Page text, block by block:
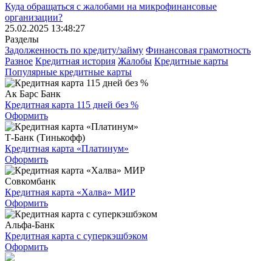
Куда обращаться с жалобами на микрофинансовые
организации?
25.02.2025 13:48:27
Разделы
Задолженность по кредиту/займу Финансовая грамотность
Разное Кредитная история Жалобы Кредитные карты
Популярные кредитные карты
Ак Барс Банк
Кредитная карта 115 дней без %
Оформить
Т-Банк (Тинькофф)
Кредитная карта «Платинум»
Оформить
Совкомбанк
Кредитная карта «Халва» МИР
Оформить
Альфа-Банк
Кредитная карта с суперкэшбэком
Оформить